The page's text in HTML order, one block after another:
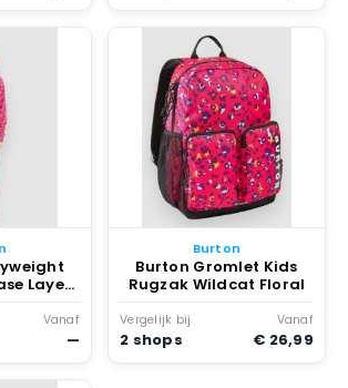
Layer
Floral
Vanaf
—
Burton
Burton Gromlet Kids
Rugzak Wildcat Floral
Vergelijk bij
2 shops
Vanaf
€ 26,99